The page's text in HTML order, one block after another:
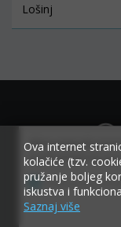
Allow
notifications to
Powered by
Lošinj
Ova internet
kolačiće (tzv.
pružanje boljeg
iskustva i
Saznaj više